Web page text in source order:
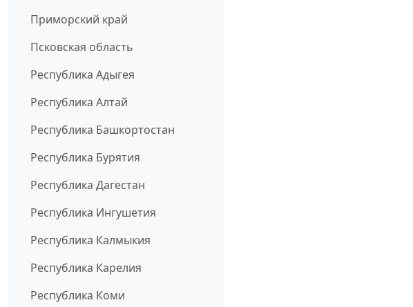
Приморский край
Псковская область
Республика Адыгея
Республика Алтай
Республика Башкортостан
Республика Бурятия
Республика Дагестан
Республика Ингушетия
Республика Калмыкия
Республика Карелия
Республика Коми